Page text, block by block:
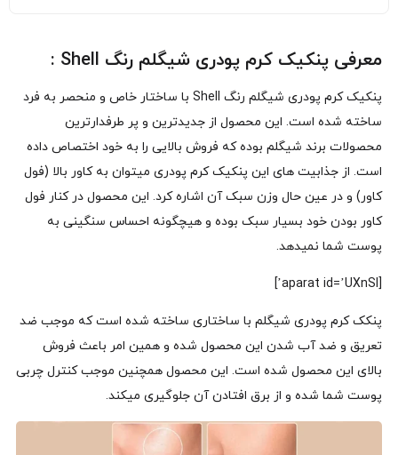
معرفی پنکیک کرم پودری شیگلم رنگ Shell :
پنکیک کرم پودری شیگلم رنگ Shell با ساختار خاص و منحصر به فرد
ساخته شده است. این محصول از جدیدترین و پر طرفدارترین
محصولات برند شیگلم بوده که فروش بالایی را به خود اختصاص داده
است. از جذابیت های این پنکیک کرم پودری میتوان به کاور بالا (فول
کاور) و در عین حال وزن سبک آن اشاره کرد. این محصول در کنار فول
کاور بودن خود بسیار سبک بوده و هیچگونه احساس سنگینی به
پوست شما نمیدهد.
[aparat id=’UXnSl’]
پنکک کرم پودری شیگلم با ساختاری ساخته شده است که موجب ضد
تعریق و ضد آب شدن این محصول شده و همین امر باعث فروش
بالای این محصول شده است. این محصول همچنین موجب کنترل چربی
پوست شما شده و از برق افتادن آن جلوگیری میکند.